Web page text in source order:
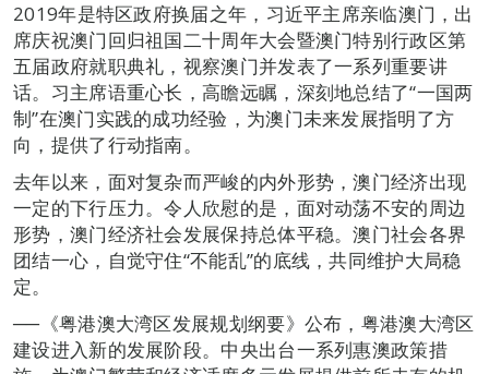
2019年是特区政府换届之年，习近平主席亲临澳门，出
席庆祝澳门回归祖国二十周年大会暨澳门特别行政区第
五届政府就职典礼，视察澳门并发表了一系列重要讲
话。习主席语重心长，高瞻远瞩，深刻地总结了“一国两
制”在澳门实践的成功经验，为澳门未来发展指明了方
向，提供了行动指南。
去年以来，面对复杂而严峻的内外形势，澳门经济出现
一定的下行压力。令人欣慰的是，面对动荡不安的周边
形势，澳门经济社会发展保持总体平稳。澳门社会各界
团结一心，自觉守住“不能乱”的底线，共同维护大局稳
定。
──《粤港澳大湾区发展规划纲要》公布，粤港澳大湾区
建设进入新的发展阶段。中央出台一系列惠澳政策措